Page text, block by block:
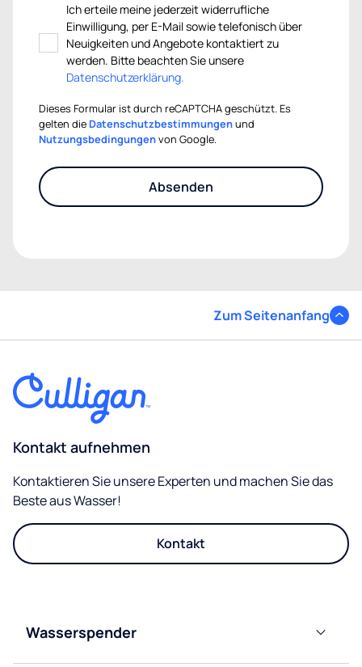
Ich erteile meine jederzeit widerrufliche
Einwilligung, per E-Mail sowie telefonisch über
Neuigkeiten und Angebote kontaktiert zu
werden. Bitte beachten Sie unsere
Datenschutzerklärung.
Dieses Formular ist durch reCAPTCHA geschützt. Es
gelten dieDatenschutzbestimmungenund
Nutzungsbedingungenvon Google.
Zum Seitenanfang
Kontakt aufnehmen
Kontaktieren Sie unsere Experten und machen Sie das
Beste aus Wasser!
Kontakt
Wasserspender
Leitungsgebunden